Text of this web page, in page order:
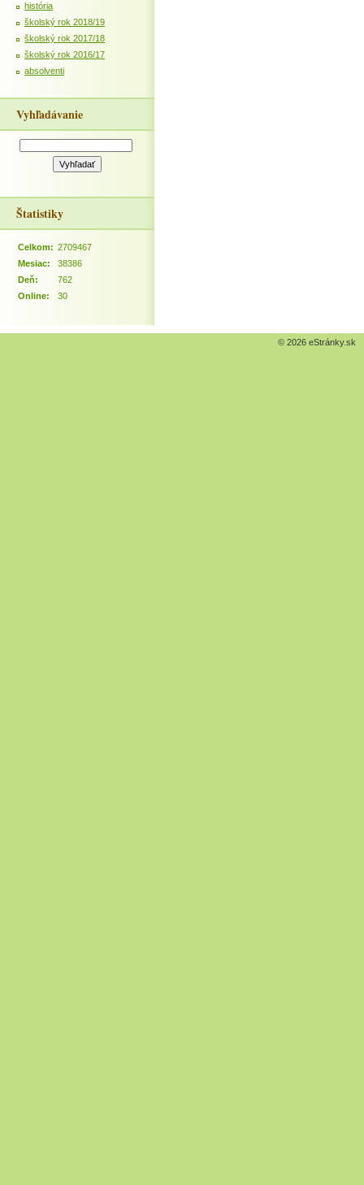
história
školský rok 2018/19
školský rok 2017/18
školský rok 2016/17
absolventi
Vyhľadávanie
Štatistiky
Online: 30
Celkom: 2709467
Mesiac:
38386
Deň:
762
© 2026 eStránky.sk